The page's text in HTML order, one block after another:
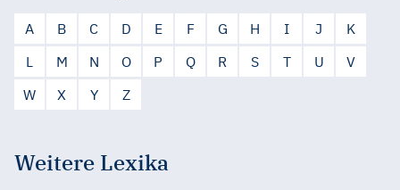
A B C D E F G H I J
K
L
M N O P Q R S T U
V
W
X Y Z
Weitere Lexika